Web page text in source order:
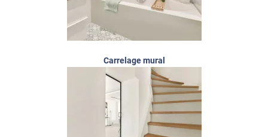
Carrelage mural